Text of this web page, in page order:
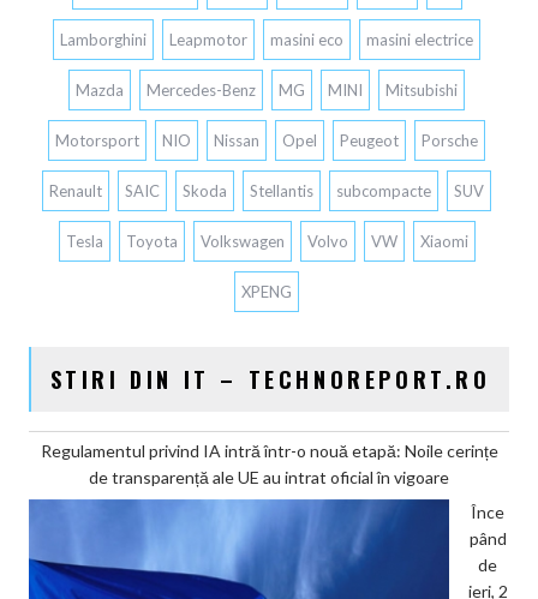
Lamborghini Leapmotor masini eco masini electrice
Mazda Mercedes-Benz MG MINI Mitsubishi
Motorsport NIO Nissan Opel Peugeot Porsche
Renault SAIC Skoda Stellantis subcompacte SUV
Tesla Toyota Volkswagen Volvo VW Xiaomi
XPENG
STIRI DIN IT – TECHNOREPORT.RO
Regulamentul privind IA intră într-o nouă etapă: Noile cerințe
de transparență ale UE au intrat oficial în vigoare
Înce
pând
de
ieri, 2